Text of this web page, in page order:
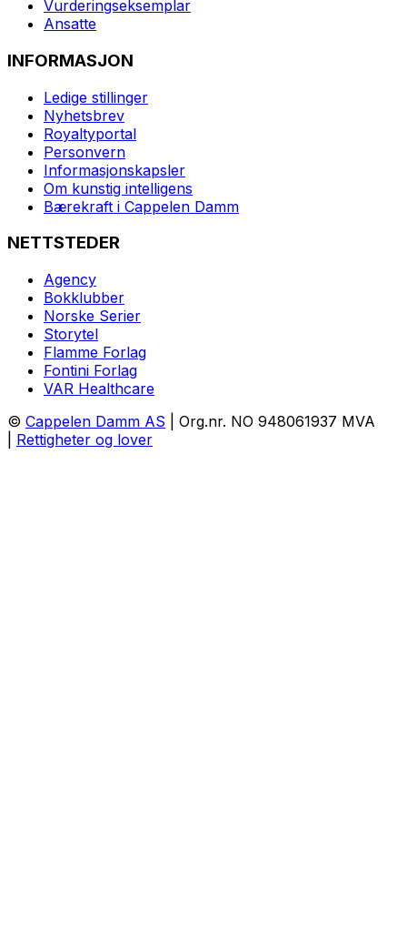
Vurderingseksemplar
Ansatte
INFORMASJON
Ledige stillinger
Nyhetsbrev
Royaltyportal
Personvern
Informasjonskapsler
Om kunstig intelligens
Bærekraft i Cappelen Damm
NETTSTEDER
Agency
Bokklubber
Norske Serier
Storytel
Flamme Forlag
Fontini Forlag
VAR Healthcare
© Cappelen Damm AS | Org.nr. NO 948061937 MVA
Rettigheter og lover